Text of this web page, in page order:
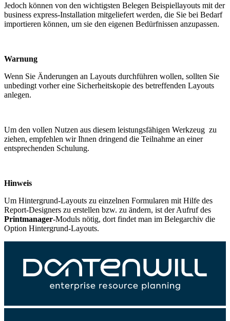
Jedoch können von den wichtigsten Belegen Beispiellayouts mit der
business express-Installation mitgeliefert werden, die Sie bei Bedarf
importieren können, um sie den eigenen Bedürfnissen anzupassen.
Warnung
Wenn Sie Änderungen an Layouts durchführen wollen, sollten Sie
unbedingt vorher eine Sicherheitskopie des betreffenden Layouts
anlegen.
Um den vollen Nutzen aus diesem leistungsfähigen Werkzeug zu
ziehen, empfehlen wir Ihnen dringend die Teilnahme an einer
entsprechenden Schulung.
Hinweis
Um Hintergrund-Layouts zu einzelnen Formularen mit Hilfe des
Report-Designers zu erstellen bzw. zu ändern, ist der Aufruf des
Printmanager-Moduls nötig, dort findet man im Belegarchiv die
Option Hintergrund-Layouts.